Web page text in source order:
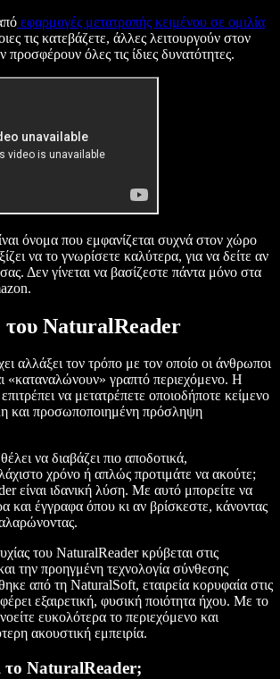
εφαρμογές μετατροπής κειμένου σε ομιλία
τις κατεβάζετε, άλλες λειτουργούν στον
όλες τις ίδιες δυνατότητες.
όνομα που εμφανίζεται συχνά στον χώρο
να το γνωρίσετε καλύτερα, για να δείτε αν
Δεν γίνεται να βασίζεστε πάντα μόνο στα
του NaturalReader
αλλάξει τον τρόπο με τον οποίο οι άνθρωποι
«καταναλώνουν» γραπτό περιεχόμενο. Η
να μετατρέπετε οποιοδήποτε κείμενο
και προσωποποιημένη πρόσληψη
να διαβάζει πιο αποδοτικά,
χρόνο ή απλώς προτιμάτε να ακούτε;
είναι ιδανική λύση. Με αυτό μπορείτε να
και έγγραφα όπου κι αν βρίσκεστε, κάνοντας
του NaturalReader κρύβεται στις
την προηγμένη τεχνολογία σύνθεσης
από τη NaturalSoft, εταιρεία κορυφαία στις
εξαιρετική, φυσική ποιότητα ήχου. Με το
ευκολότερα το περιεχόμενο και
ακουστική εμπειρία.
το NaturalReader;